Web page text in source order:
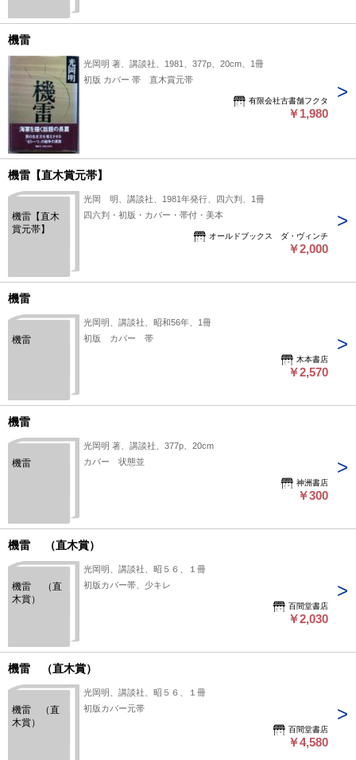
機雷
光岡明 著、講談社、1981、377p、20cm、1冊
初版 カバー 帯 直木賞元帯
有限会社古書舗フクタ
￥1,980
機雷【直木賞元帯】
機雷【直木
賞元帯】
光岡 明、講談社、1981年発行、四六判、1冊
四六判・初版・カバー・帯付・美本
オールドブックス ダ・ヴィンチ
￥2,000
機雷
機雷
光岡明、講談社、昭和56年、1冊
初版 カバー 帯
木本書店
￥2,570
機雷
機雷
光岡明 著、講談社、377p、20cm
カバー 状態並
神洲書店
￥300
機雷 （直木賞）
機雷 （直
木賞）
光岡明、講談社、昭５６、１冊
初版カバー帯、少キレ
百間堂書店
￥2,030
機雷 （直木賞）
機雷 （直
木賞）
光岡明、講談社、昭５６、１冊
初版カバー元帯
百間堂書店
￥4,580